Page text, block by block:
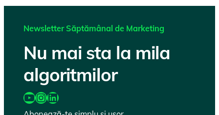
Newsletter Săptămânal de Marketing
Nu mai sta la mila
algoritmilor
https://www.youtube.com/@katairobi InstagramLinkedIn